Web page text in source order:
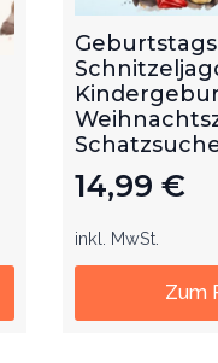
14,99 €
inkl. MwSt.
Zum